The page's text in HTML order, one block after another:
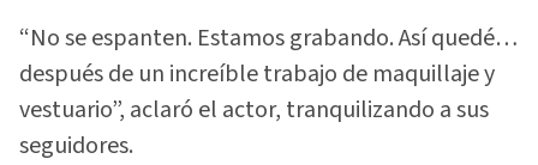
“No se espanten. Estamos grabando. Así quedé…
después de un increíble trabajo de maquillaje y
vestuario”, aclaró el actor, tranquilizando a sus
seguidores.